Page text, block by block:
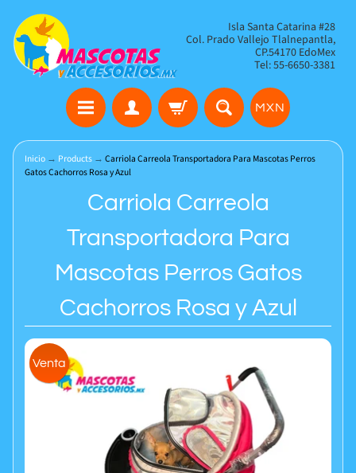
Isla Santa Catarina #28
Col. Prado Vallejo Tlalnepantla,
CP.54170 EdoMex
Tel: 55-6650-3381
MXN
Inicio → Products → Carriola Carreola Transportadora Para Mascotas Perros
Gatos Cachorros Rosa y Azul
Carriola Carreola
Transportadora Para
Mascotas Perros Gatos
Cachorros Rosa y Azul
Venta